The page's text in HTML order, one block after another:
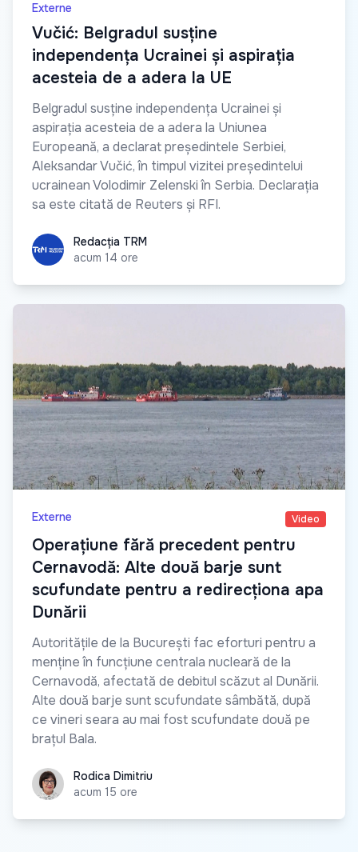
Externe
Vučić: Belgradul susține
independența Ucrainei și aspirația
acesteia de a adera la UE
Belgradul susține independența Ucrainei și
aspirația acesteia de a adera la Uniunea
Europeană, a declarat președintele Serbiei,
Aleksandar Vučić, în timpul vizitei președintelui
ucrainean Volodimir Zelenski în Serbia. Declarația
sa este citată de Reuters și RFI.
Redacția TRM
Redacția TRM
acum 14 ore
Externe Video
Operațiune fără precedent pentru
Cernavodă: Alte două barje sunt
scufundate pentru a redirecționa apa
Dunării
Autoritățile de la București fac eforturi pentru a
menține în funcțiune centrala nucleară de la
Cernavodă, afectată de debitul scăzut al Dunării.
Alte două barje sunt scufundate sâmbătă, după
ce vineri seara au mai fost scufundate două pe
brațul Bala.
Rodica Dimitriu
Rodica Dimitriu
acum 15 ore